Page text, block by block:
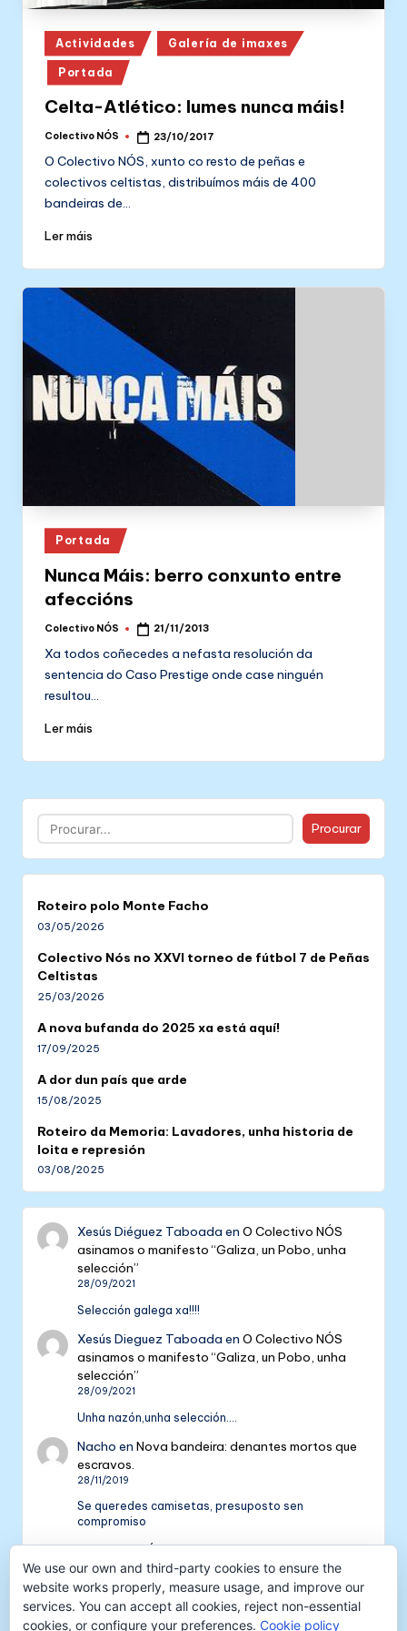
Posted
in
Actividades Galería de imaxes
Portada
Celta-Atlético: lumes nunca máis!
Posted
Colectivo NÓS 23/10/2017
O Colectivo NÓS, xunto co resto de peñas e
colectivos celtistas, distribuímos máis de 400
bandeiras de…
Ler máis
Posted
in
Portada
Nunca Máis: berro conxunto entre
afeccións
Posted
Colectivo NÓS 21/11/2013
Xa todos coñecedes a nefasta resolución da
sentencia do Caso Prestige onde case ninguén
resultou…
Ler máis
Buscar Procurar
Roteiro polo Monte Facho
03/05/2026
Colectivo Nós no XXVI torneo de fútbol 7 de Peñas
Celtistas
25/03/2026
A nova bufanda do 2025 xa está aquí!
17/09/2025
A dor dun país que arde
15/08/2025
Roteiro da Memoria: Lavadores, unha historia de
loita e represión
03/08/2025
Xesús Diéguez Taboada enO Colectivo NÓS
asinamos o manifesto “Galiza, un Pobo, unha
selección”
28/09/2021
Selección galega xa!!!!
Xesús Dieguez Taboada enO Colectivo NÓS
asinamos o manifesto “Galiza, un Pobo, unha
selección”
28/09/2021
Unha nazón,unha selección....
Nacho enNova bandeira: denantes mortos que
escravos.
28/11/2019
Se queredes camisetas, presuposto sen
compromiso
Colectivo NÓS: 5 anos de galeguismo e celtismo
| Colectivo NósenV Aniversario do Colectivo
NÓS
16/09/2018
We use our own and third-party cookies to ensure the
website works properly, measure usage, and improve our
services. You can accept all cookies, reject non-essential
cookies, or configure your preferences. Cookie policy